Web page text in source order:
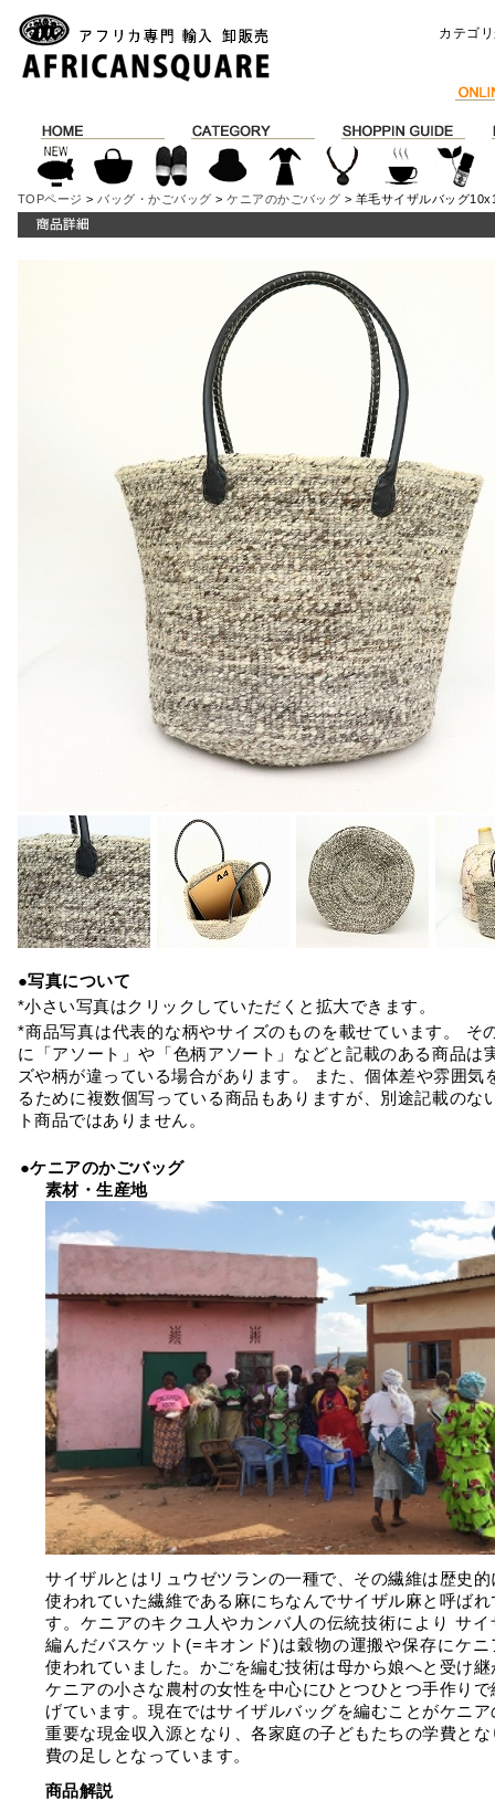
カテゴ
TOPページ > バッグ・かごバッグ >ケニアのかごバッグ > 羊毛サイザルバッグ
●写真について
*小さい写真はクリックしていただくと拡大できます。
*商品写真は代表的な柄やサイズのものを載せています。 そ
に「アソート」や「色柄アソート」などと記載のある商品は
ズや柄が違っている場合があります。 また、個体差や雰囲気
るために複数個写っている商品もありますが、別途記載のな
ト商品ではありません。
●ケニアのかごバッグ
素材・生産地
サイザルとはリュウゼツランの一種で、その繊維は歴史
使われていた繊維である麻にちなんでサイザル麻と呼ば
す。ケニアのキクユ人やカンバ人の伝統技術により サイ
編んだバスケット(=キオンド)は穀物の運搬や保存にケニ
使われていました。かごを編む技術は母から娘へと受け
ケニアの小さな農村の女性を中心にひとつひとつ手作り
げています。現在ではサイザルバッグを編むことがケニ
重要な現金収入源となり、各家庭の子どもたちの学費と
費の足しとなっています。
商品解説